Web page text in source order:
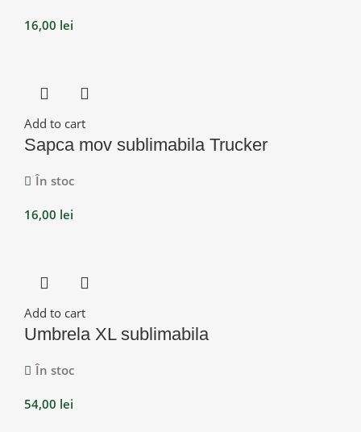
16,00 lei
Add to cart
Sapca mov sublimabila Trucker
În stoc
16,00 lei
Add to cart
Umbrela XL sublimabila
În stoc
54,00 lei